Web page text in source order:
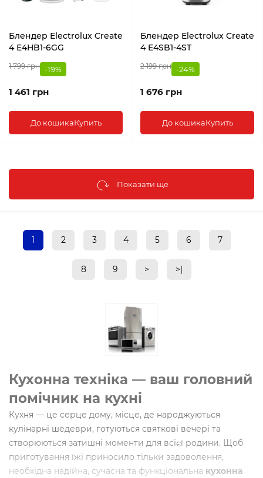
Блендер Electrolux Create
4 E4HB1-6GG
1 799 грн -19%
1 461 грн
До кошикаКупить
Блендер Electrolux Create
4 E4SB1-4ST
2 199 грн -24%
1 676 грн
До кошикаКупить
Показати ще
1 2 3 4 5 6 7
8 9 > >|
Кухонна техніка — ваш головний
помічник на кухні
Кухня — це серце дому, місце, де народжуються
кулінарні шедеври, готуються святкові вечері та
створюються затишні моменти для всієї родини. Щоб
приготування їжі приносило тільки задоволення,
необхідна надійна, сучасна та функціональна кухонна